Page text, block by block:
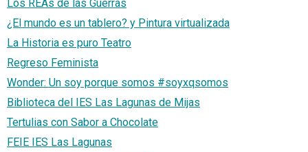
Los REAs de las Guerras
¿El mundo es un tablero? y Pintura virtualizada
La Historia es puro Teatro
Regreso Feminista
Wonder: Un soy porque somos #soyxqsomos
Biblioteca del IES Las Lagunas de Mijas
Tertulias con Sabor a Chocolate
FEIE IES Las Lagunas